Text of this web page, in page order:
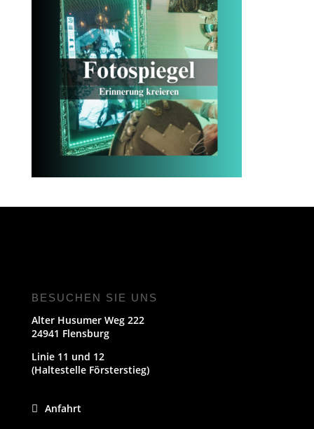
BESUCHEN SIE UNS
Alter Husumer Weg 222
24941 Flensburg
Linie 11 und 12
(Haltestelle Försterstieg)
Anfahrt